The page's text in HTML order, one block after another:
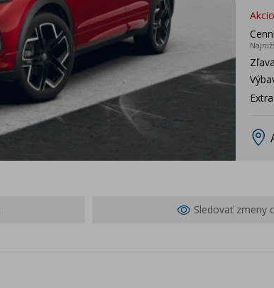
Sledovať zmeny